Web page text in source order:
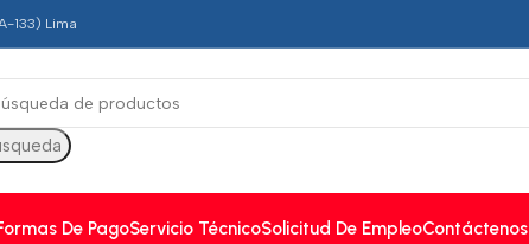
133) Lima
De PagoServicio TécnicoSolicitud De EmpleoContáctenos